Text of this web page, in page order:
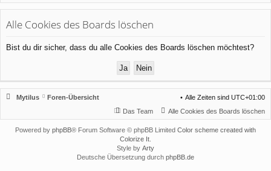
de
el
n
rie
n
Alle Cookies des Boards löschen
Bist du dir sicher, dass du alle Cookies des Boards löschen möchtest?
Mytilus Foren-Übersicht Alle Zeiten sind UTC+01:00
Alle Cookies des Boards löschen
Das Team
Powered by phpBB® Forum Software © phpBB Limited Color scheme created with
Colorize It
Style by Arty
Deutsche Übersetzung durch phpBB.de